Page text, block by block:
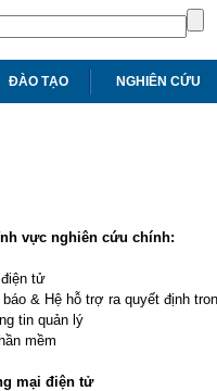
ĐÀO TẠO NGHIÊN CỨU
vực nghiên cứu chính:
tử
& Hệ hỗ trợ ra quyết định
tin quản lý
mềm
mại điện tử